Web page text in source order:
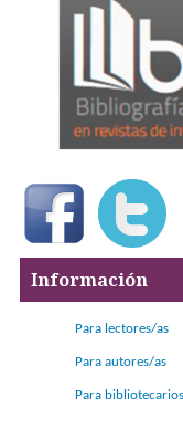
Información
Para lectores/as
Para autores/as
Para